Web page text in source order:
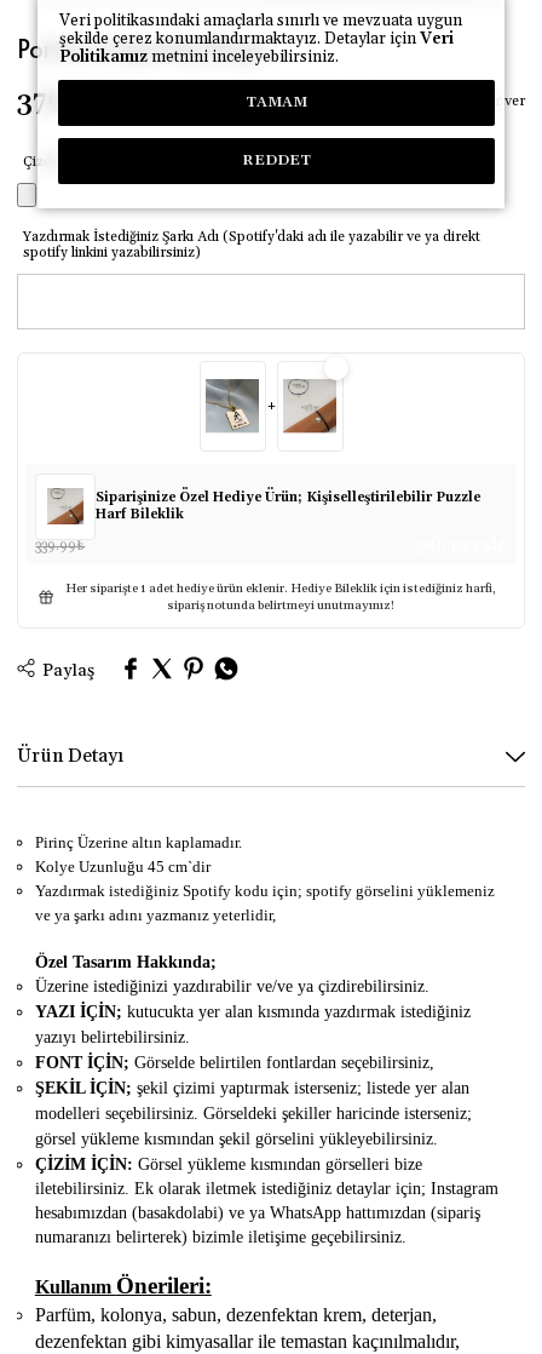
Portre ve Spotify Kolye
379.49 Fiyatı düşünce haber ver
Çizdirmek İstediğiniz Portre/Kişisel Fotoğraf
Yazdırmak İstediğiniz Şarkı Adı (Spotify'daki adı ile yazabilir ve ya direkt
spotify linkini yazabilirsiniz)
+
Siparişinize Özel Hediye Ürün; Kişiselleştirilebilir Puzzle
Harf Bileklik
339.99₺
Her siparişte 1 adet hediye ürün eklenir. Hediye Bileklik için istediğiniz harfi,
sipariş notunda belirtmeyi unutmayınız!
Paylaş
Ürün Detayı
Pirinç Üzerine altın kaplamadır.
Kolye Uzunluğu 45 cm`dir
Yazdırmak istediğiniz Spotify kodu için; spotify görselini yüklemeniz
ve ya şarkı adını yazmanız yeterlidir,
Özel Tasarım Hakkında;
Üzerine istediğinizi yazdırabilir ve/ve ya çizdirebilirsiniz.
YAZI İÇİN; kutucukta yer alan kısmında yazdırmak istediğiniz
yazıyı belirtebilirsiniz.
FONT İÇİN; Görselde belirtilen fontlardan seçebilirsiniz,
ŞEKİL İÇİN; şekil çizimi yaptırmak isterseniz; listede yer alan
modelleri seçebilirsiniz. Görseldeki şekiller haricinde isterseniz;
görsel yükleme kısmından şekil görselini yükleyebilirsiniz.
ÇİZİM İÇİN: Görsel yükleme kısmından görselleri bize
iletebilirsiniz. Ek olarak iletmek istediğiniz detaylar için; Instagram
hesabımızdan (basakdolabi) ve ya WhatsApp hattımızdan (sipariş
numaranızı belirterek) bizimle iletişime geçebilirsiniz.
Kullanım Önerileri:
Parfüm, kolonya, sabun, dezenfektan krem, deterjan,
dezenfektan gibi kimyasallar ile temastan kaçınılmalıdır,
Veri politikasındaki amaçlarla sınırlı ve mevzuata uygun
şekilde çerez konumlandırmaktayız. Detaylar içinVeri
Politikamızmetnini inceleyebilirsiniz.
TAMAM
REDDET